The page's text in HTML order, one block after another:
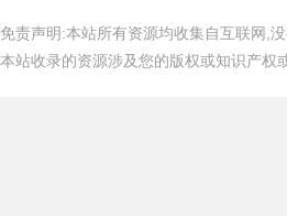
免责声明:本站所有资源均收集自互联网,
本站收录的资源涉及您的版权或知识产